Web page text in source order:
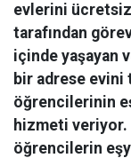
evlerini ücretsiz
tarafından
içinde yaşayan
bir adrese evini
öğrencilerinin
hizmeti veriyor.
öğrencilerin